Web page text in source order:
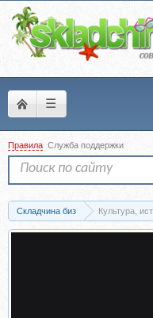
☰
Правила Служба поддержки
Складчина биз Культура,